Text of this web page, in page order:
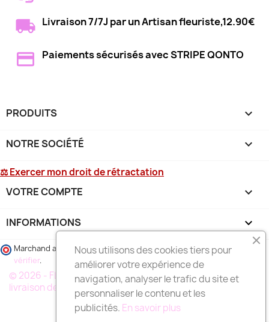
Livraison 7/7J par un Artisan fleuriste,12.90€
Paiements sécurisés avec STRIPE QONTO
PRODUITS 
NOTRE SOCIÉTÉ 
⚖ Exercer mon droit de rétractation
VOTRE COMPTE 
INFORMATIONS keyboard_arrow_down
Marchand approuvé par la Société des Avis Garantis,cliquez ici pour
vérifier.
© 2026 - FLEURS DEUIL MARSEILLE, votre spécialiste de la
livraison de fleurs à MARSEILLE et région
Nous utilisons des cookies tiers pour
améliorer votre expérience de
navigation, analyser le trafic du site et
personnaliser le contenu et les
publicités. En savoir plus